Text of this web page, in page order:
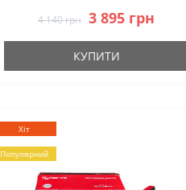
4 140 грн 3 895 грн
КУПИТИ
Хіт
Популярний